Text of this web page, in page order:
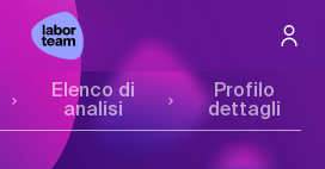
Elenco di
analisi
Profilo
dettagli